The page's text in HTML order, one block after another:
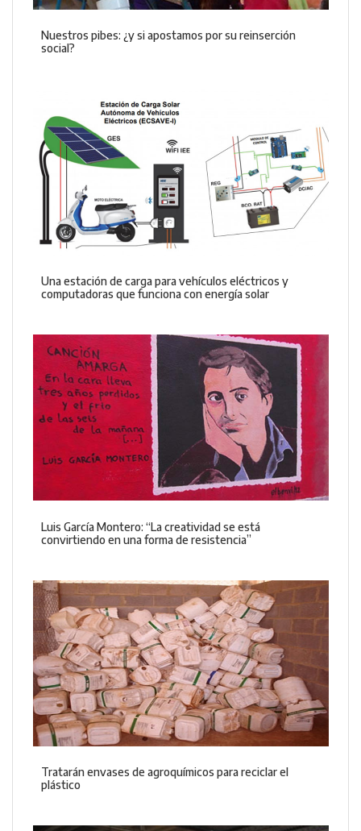
Nuestros pibes: ¿y si apostamos por su reinserción
social?
Una estación de carga para vehículos eléctricos y
computadoras que funciona con energía solar
Luis García Montero: “La creatividad se está
convirtiendo en una forma de resistencia”
Tratarán envases de agroquímicos para reciclar el
plástico